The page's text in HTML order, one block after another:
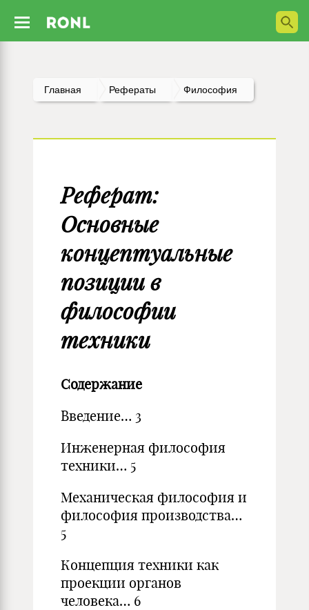
Главная Рефераты Философия
Реферат:
Основные
концептуальные
позиции в
философии
техники
Содержание
Введение… 3
Инженерная философия
техники… 5
Механическая философия и
философия производства…
5
Концепция техники как
проекции органов
человека… 6